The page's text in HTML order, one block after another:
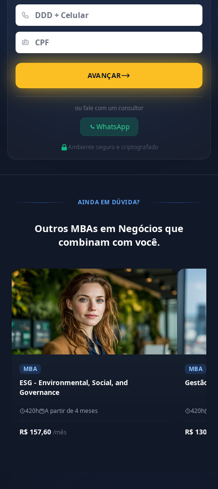
AVANÇAR
ou fale com um consultor
WhatsApp
Ambiente seguro e criptografado
AINDA EM DÚVIDA?
Outros MBAs em Negócios que
combinam com você.
MBA
ESG - Environmental, Social, and
Governance
420h A partir de 4 meses
R$ 157,60 /mês
MBA
Gestão
420h
R$ 130,00